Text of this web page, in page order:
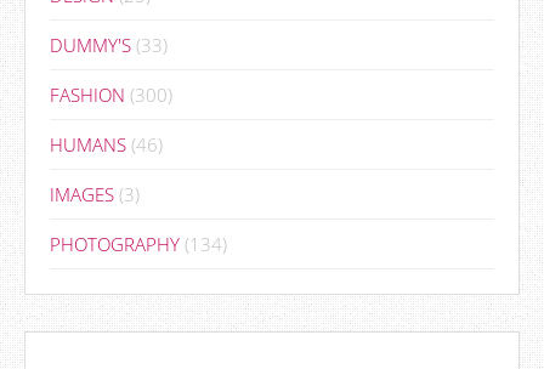
DUMMY'S (33)
FASHION (300)
HUMANS (46)
IMAGES (3)
PHOTOGRAPHY (134)